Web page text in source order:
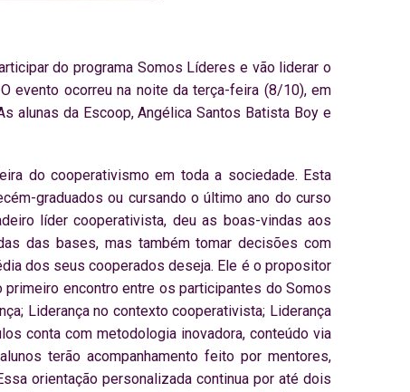
do programa Somos Líderes e vão liderar o
evento ocorreu na noite da terça-feira (8/10), em
alunas da Escoop, Angélica Santos Batista Boy e
do cooperativismo em toda a sociedade. Esta
graduados ou cursando o último ano do curso
líder cooperativista, deu as boas-vindas aos
das bases, mas também tomar decisões com
dos seus cooperados deseja. Ele é o propositor
encontro entre os participantes do Somos
Liderança no contexto cooperativista; Liderança
conta com metodologia inovadora, conteúdo via
terão acompanhamento feito por mentores,
orientação personalizada continua por até dois